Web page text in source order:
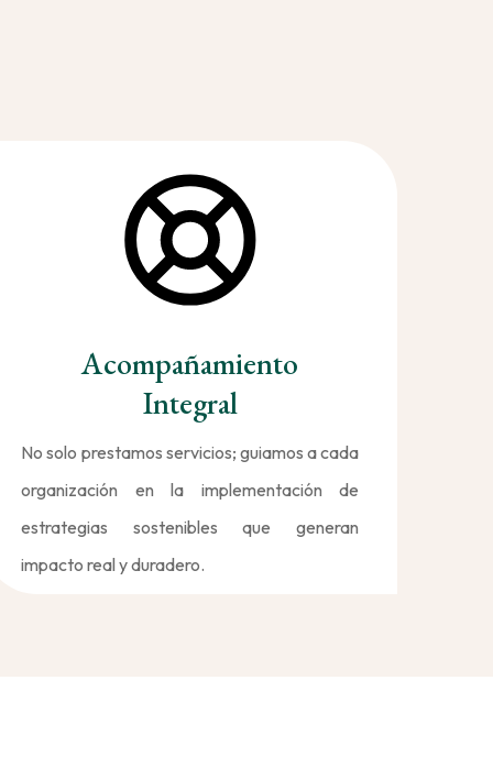
Acompañamiento
Integral
No solo prestamos servicios; guiamos a cada
organización en la implementación de
estrategias sostenibles que generan
impacto real y duradero.